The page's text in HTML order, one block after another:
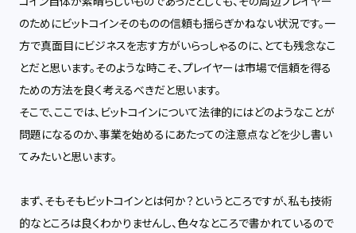
のためにビットコインそのものの信頼も揺らぎかねない状況です。一
方で真面目にビジネスを志す方がいらっしゃるのに、とても残念なこ
とだと思います。そのような時こそ、プレイヤーは市場で信頼を得る
ための方法を良く考えるべきだと思います。
そこで、ここでは、ビットコインについて法律的にはどのようなことが
問題になるのか、事業を始めるにあたっての注意点などを少し書い
てみたいと思います。
まず、そもそもビットコインとは何か？というところですが、私も技術
的なところは良くわかりませんし、色々なところで書かれているので